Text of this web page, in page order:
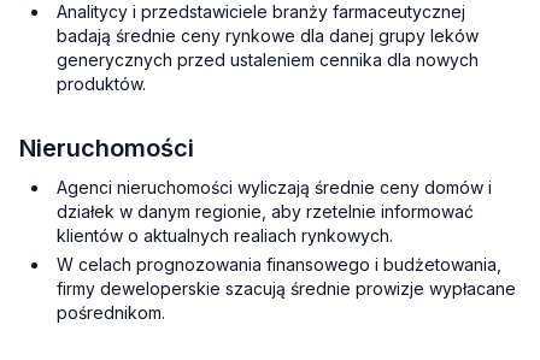
Analitycy i przedstawiciele branży farmaceutycznej
badają średnie ceny rynkowe dla danej grupy leków
generycznych przed ustaleniem cennika dla nowych
produktów.
Nieruchomości
Agenci nieruchomości wyliczają średnie ceny domów i
działek w danym regionie, aby rzetelnie informować
klientów o aktualnych realiach rynkowych.
W celach prognozowania finansowego i budżetowania,
firmy deweloperskie szacują średnie prowizje wypłacane
pośrednikom.